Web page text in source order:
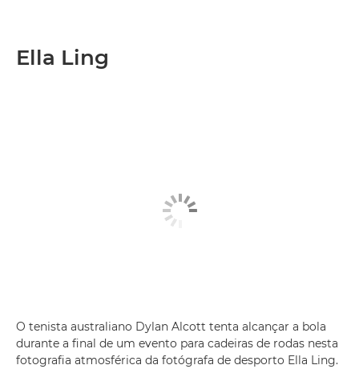
Ella Ling
O tenista australiano Dylan Alcott tenta alcançar a bola
durante a final de um evento para cadeiras de rodas nesta
fotografia atmosférica da fotógrafa de desporto Ella Ling.